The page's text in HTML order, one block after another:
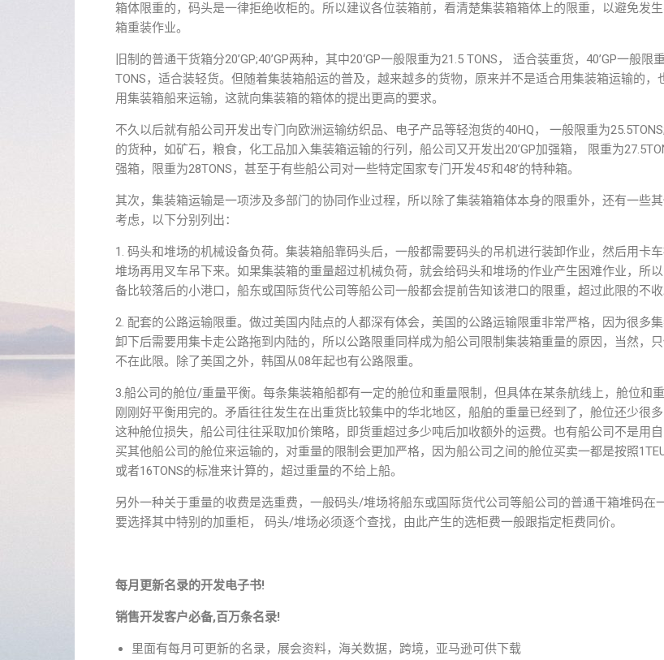
箱体限重的，码头是一律拒绝收柜的。所以建议各位装箱前，看清楚集装箱箱体上的限重，以避免发
箱重装作业。
旧制的普通干货箱分20’GP;40’GP两种，其中20‘GP一般限重为21.5 TONS， 适合装重货，40’GP一般限
TONS，适合装轻货。但随着集装箱船运的普及，越来越多的货物，原来并不是适合用集装箱运输的，
用集装箱船来运输，这就向集装箱的箱体的提出更高的要求。
不久以后就有船公司开发出专门向欧洲运输纺织品、电子产品等轻泡货的40HQ， 一般限重为
的货种，如矿石，粮食，化工品加入集装箱运输的行列，船公司又开发出20’GP加强箱， 限重为
强箱，限重为28TONS，甚至于有些船公司对一些特定国家专门开发45’和48’的特种箱。
其次，集装箱运输是一项涉及多部门的协同作业过程，所以除了集装箱箱体本身的限重外，还有一些
考虑，以下分别列出：
1. 码头和堆场的机械设备负荷。集装箱船靠码头后，一般都需要码头的吊机进行装卸作业，然后用卡
堆场再用叉车吊下来。如果集装箱的重量超过机械负荷，就会给码头和堆场的作业产生困难作业，所
备比较落后的小港口，船东或国际货代公司等船公司一般都会提前告知该港口的限重，超过此限的不收
2. 配套的公路运输限重。做过美国内陆点的人都深有体会，美国的公路运输限重非常严格，因为很多
卸下后需要用集卡走公路拖到内陆的，所以公路限重同样成为船公司限制集装箱重量的原因，当然，
不在此限。除了美国之外，韩国从08年起也有公路限重。
3.船公司的舱位/重量平衡。每条集装箱船都有一定的舱位和重量限制，但具体在某条航线上，舱位和
刚刚好平衡用完的。矛盾往往发生在出重货比较集中的华北地区，船舶的重量已经到了，舱位还少很
这种舱位损失，船公司往往采取加价策略，即货重超过多少吨后加收额外的运费。也有船公司不是用
买其他船公司的舱位来运输的，对重量的限制会更加严格，因为船公司之间的舱位买卖一都是按照
或者16TONS的标准来计算的，超过重量的不给上船。
另外一种关于重量的收费是选重费，一般码头/堆场将船东或国际货代公司等船公司的普通干箱堆码在
要选择其中特别的加重柜， 码头/堆场必须逐个查找，由此产生的选柜费一般跟指定柜费同价。
每月更新名录的开发电子书!
销售开发客户必备,百万条名录!
里面有每月可更新的名录，展会资料，海关数据，跨境，亚马逊可供下载